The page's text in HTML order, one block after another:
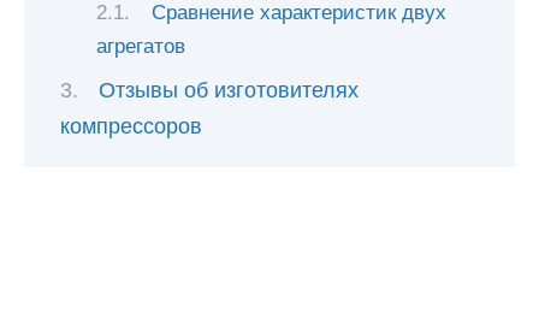
Сравнение характеристик двух
агрегатов
Отзывы об изготовителях
компрессоров